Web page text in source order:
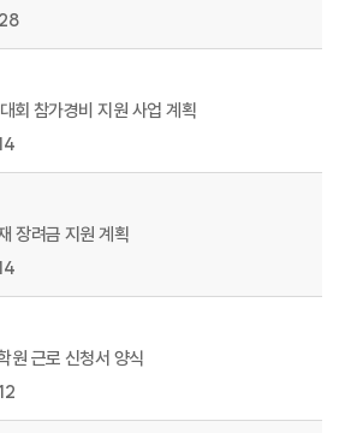
회 참가경비 지원 사업 계획
장려금 지원 계획
원 근로 신청서 양식